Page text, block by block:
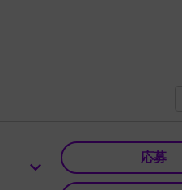
応募